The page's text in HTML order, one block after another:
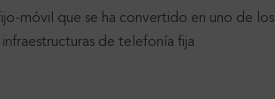
móvil que se ha convertido en uno de los
de telefonía fija